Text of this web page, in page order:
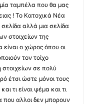
ταμπέλα που θα μας
! Το Κατοχικά Νέα
αλλά μια σελίδα
στοιχείων της
ο χώρος όπου οι
τον τοίχο
σε πολύ
έτσι ώστε μόνοι τους
τι είναι ψέμα και τι
που αλλοι δεν μπορουν